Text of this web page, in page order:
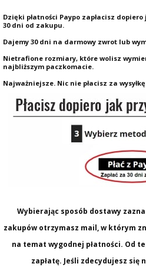
Dzięki płatności Paypo zapłacisz
30 dni od zakupu.
Dajemy 30 dni na darmowy zwrot lub
Nietrafione rozmiary, które wolisz
najbliższym paczkomacie.
Najważniejsze. Nic nie płacisz za
Wybierając sposób dostawy
zakupów otrzymasz mail, w którym
na temat wygodnej płatności. Od
zapłatę. Jeśli zdecydujesz się